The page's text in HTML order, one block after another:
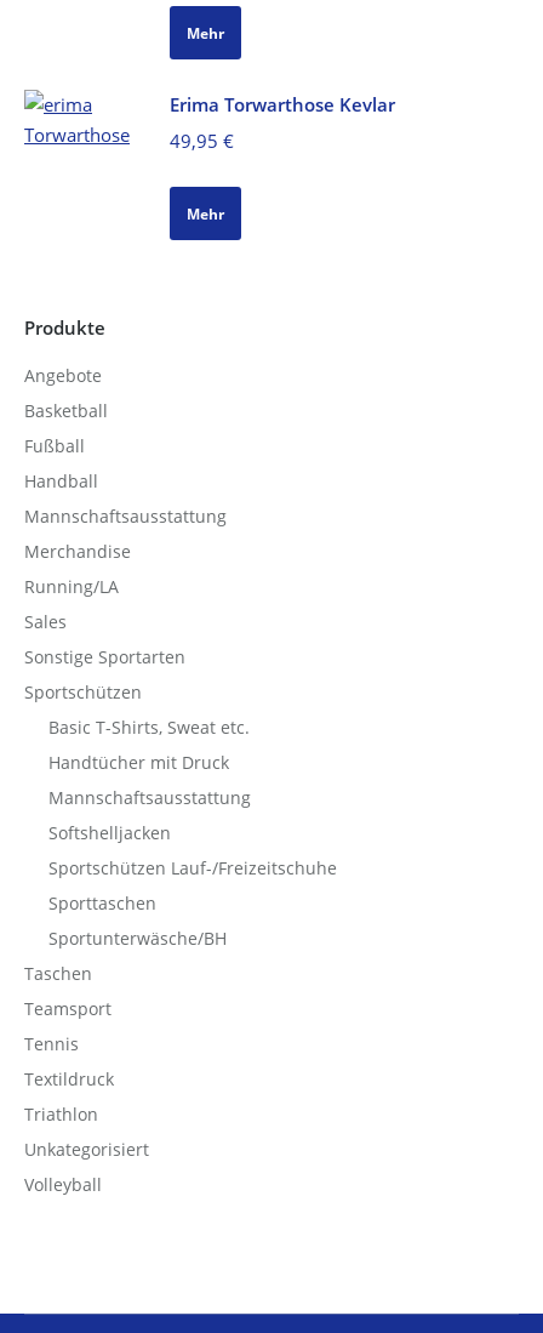
Mehr
Erima Torwarthose Kevlar
49,95 €
Mehr
Produkte
Angebote
Basketball
Fußball
Handball
Mannschaftsausstattung
Merchandise
Running/LA
Sales
Sonstige Sportarten
Sportschützen
Basic T-Shirts, Sweat etc.
Handtücher mit Druck
Mannschaftsausstattung
Softshelljacken
Sportschützen Lauf-/Freizeitschuhe
Sporttaschen
Sportunterwäsche/BH
Taschen
Teamsport
Tennis
Textildruck
Triathlon
Unkategorisiert
Volleyball